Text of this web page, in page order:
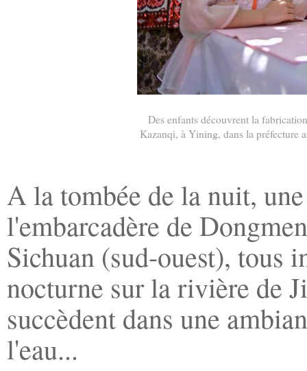
Des enfants découvrent la
Kazanqi, à Yining, dans la préfecture
A la tombée de la nuit,
l'embarcadère de
Sichuan (sud-ouest), tous
nocturne sur la rivière de
succèdent dans une
l'eau...